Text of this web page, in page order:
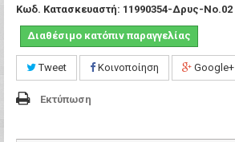
Κωδ. Κατασκευαστή: 11990354-Δρυς-Νο.02
Διαθέσιμο κατόπιν παραγγελίας
Tweet Κοινοποίηση Google+
Εκτύπωση